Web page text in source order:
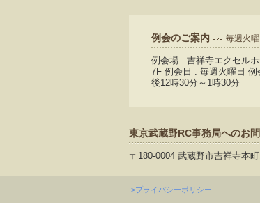
例会のご案内 毎週火
例会場 : 吉祥寺エクセル
7F 例会日 : 毎週火曜日 例
後12時30分～1時30分
東京武蔵野RC事務局へのお
〒180-0004 武蔵野市吉祥寺
>プライバシーポリシー